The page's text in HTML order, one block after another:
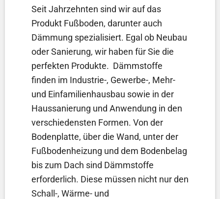
Seit Jahrzehnten sind wir auf das
Produkt Fußboden, darunter auch
Dämmung spezialisiert. Egal ob Neubau
oder Sanierung, wir haben für Sie die
perfekten Produkte. Dämmstoffe
finden im Industrie-, Gewerbe-, Mehr-
und Einfamilienhausbau sowie in der
Haussanierung und Anwendung in den
verschiedensten Formen. Von der
Bodenplatte, über die Wand, unter der
Fußbodenheizung und dem Bodenbelag
bis zum Dach sind Dämmstoffe
erforderlich. Diese müssen nicht nur den
Schall-, Wärme- und